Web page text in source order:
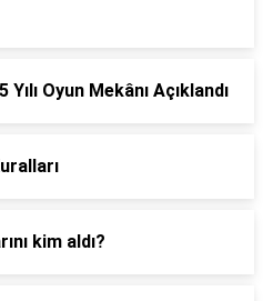
Oyun Mekânı Açıklandı
kim aldı?